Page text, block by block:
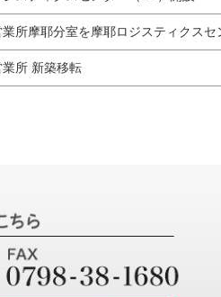
所摩耶分室を摩耶ロジスティクスセ
所 新築移転